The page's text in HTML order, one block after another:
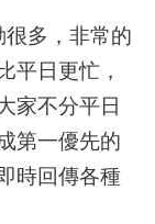
多，非常的
平日更忙，
家不分平日
第一優先的
時回傳各種